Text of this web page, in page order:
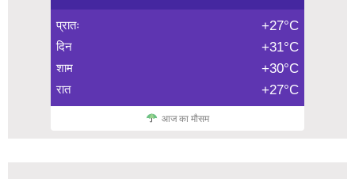
प्रातः +27°C
दिन +31°C
शाम +30°C
रात +27°C
आज का मौसम